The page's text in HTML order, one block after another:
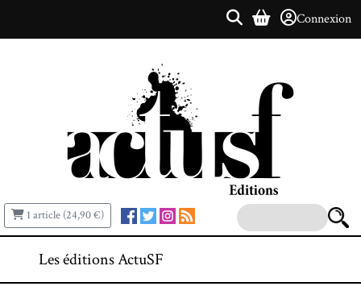
Connexion
1 article (24,90 €)
Les éditions ActuSF